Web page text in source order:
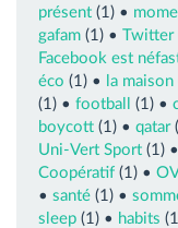
présent (1) •
gafam (1) • Twitter
Facebook est
éco (1) • la maison
(1) • football (1) •
boycott (1) • qatar
Uni-Vert Sport (1) •
Coopératif (1) •
• santé (1) •
sleep (1) • habits